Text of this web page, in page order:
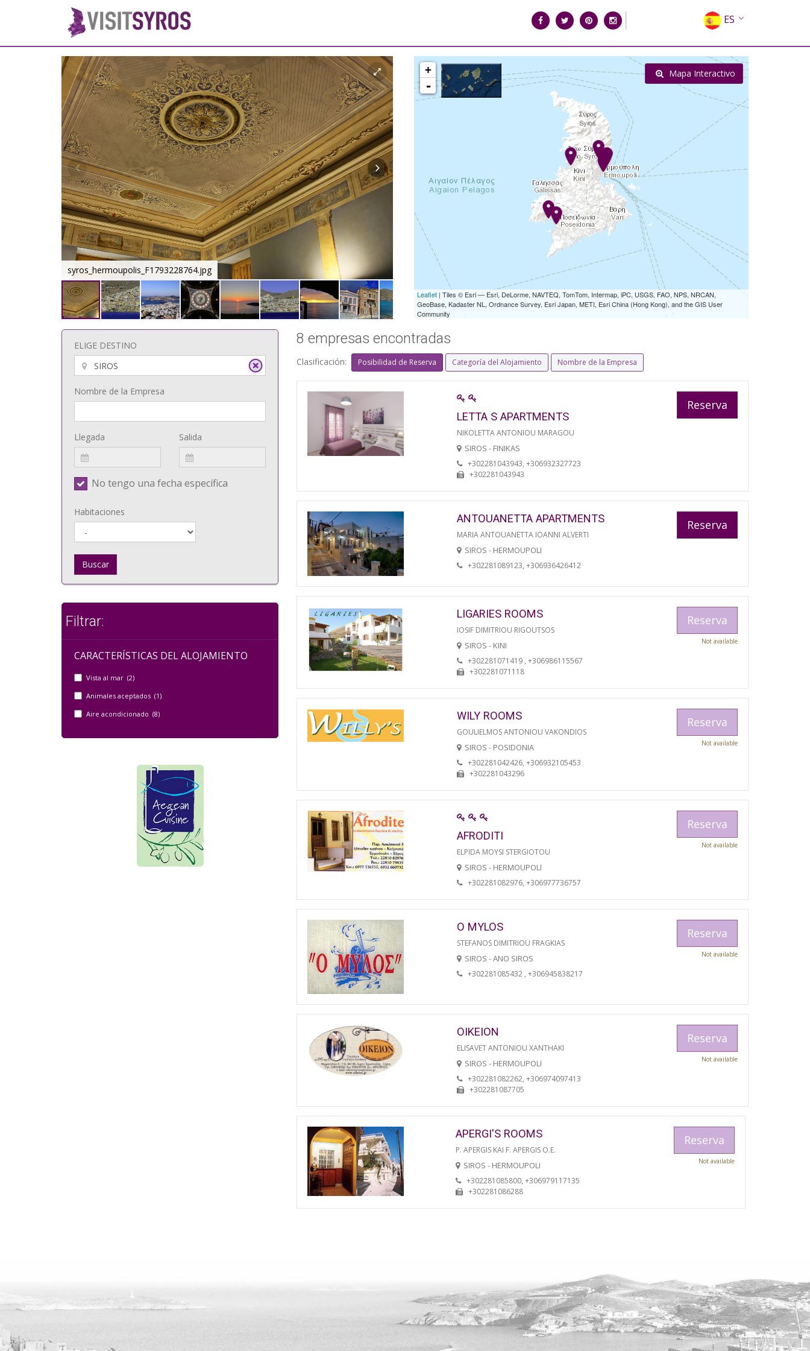
ES
EN
EL
RU
syros_hermoupolis_F1793228764.jpg syros_vaporia_F268133321.jpg
+
-
Leaflet | Tiles © Esri — Esri, DeLorme, NAVTEQ, TomTom, Intermap, iPC, USGS, FAO, NPS, NRCAN,
GeoBase, Kadaster NL, Ordnance Survey, Esri Japan, METI, Esri China (Hong Kong), and the GIS User
Community
Mapa Interactivo
ELIGE DESTINO
Nombre de la Empresa
Llegada Salida
No tengo una fecha específica
Habitaciones
Buscar
Filtrar:
CARACTERÍSTICAS DEL ALOJAMIENTO
Vista al mar (2)
Animales aceptados (1)
Aire acondicionado (8)
8 empresas encontradas
Clasificación: Posibilidad de Reserva Categoría del Alojamiento Nombre de la Empresa
LETTA S APARTMENTS
NIKOLETTA ANTONIOU MARAGOU
SIROS - FINIKAS
+302281043943, +306932327723
+302281043943
Reserva
ANTOUANETTA APARTMENTS
MARIA ANTOUANETTA IOANNI ALVERTI
SIROS - HERMOUPOLI
+302281089123, +306936426412
Reserva
LIGARIES ROOMS
IOSIF DIMITRIOU RIGOUTSOS
SIROS - KINI
+302281071419 , +306986115567
+302281071118
Reserva
Not available
WILY ROOMS
GOULIELMOS ANTONIOU VAKONDIOS
SIROS - POSIDONIA
+302281042426, +306932105453
+302281043296
Reserva
Not available
AFRODITI
ELPIDA MOYSI STERGIOTOU
SIROS - HERMOUPOLI
+302281082976, +306977736757
Reserva
Not available
O MYLOS
STEFANOS DIMITRIOU FRAGKIAS
SIROS - ANO SIROS
+302281085432 , +306945838217
Reserva
Not available
OIKEION
ELISAVET ANTONIOU XANTHAKI
SIROS - HERMOUPOLI
+302281082262, +306974097413
+302281087705
Reserva
Not available
APERGI'S ROOMS
P. APERGIS KAI F. APERGIS O.E.
SIROS - HERMOUPOLI
+302281085800, +306979117135
+302281086288
Reserva
Not available